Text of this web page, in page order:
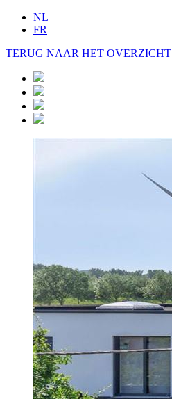
NL
FR
TERUG NAAR HET OVERZICHT